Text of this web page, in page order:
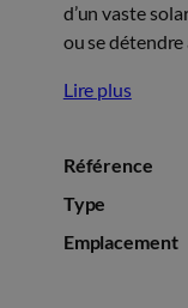
d’un vaste
ou se détendre
Lire plus
Référence
Type
Emplacement